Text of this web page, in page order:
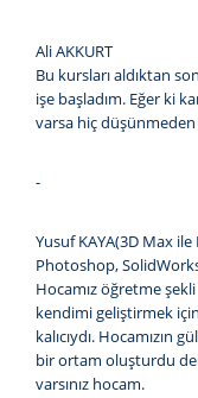
Ali AKKURT
Bu kursları aldıktan
işe başladım. Eğer ki
varsa hiç düşünmeden
-
Yusuf KAYA(3D Max
Photoshop,
Hocamız öğretme
kendimi geliştirmek
kalıcıydı. Hocamızın
bir ortam oluşturdu
varsınız hocam.